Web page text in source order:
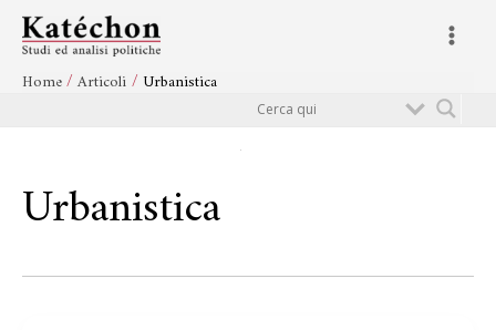
contenuto
Main
Home Articoli Urbanistica
Urbanistica